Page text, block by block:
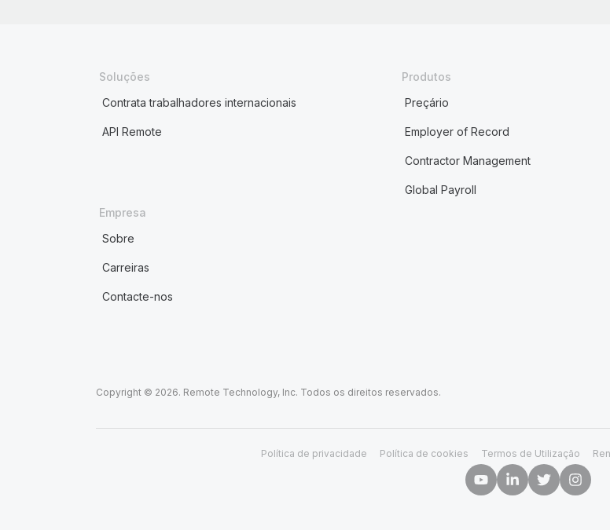
Soluções
Contrata trabalhadores internacionais
API Remote
Produtos
Preçário
Employer of Record
Contractor Management
Global Payroll
Empresa
Sobre
Carreiras
Contacte-nos
Copyright © 2026. Remote Technology, Inc. Todos os direitos reservados.
Política de privacidade Política de cookies Termos de Utilização